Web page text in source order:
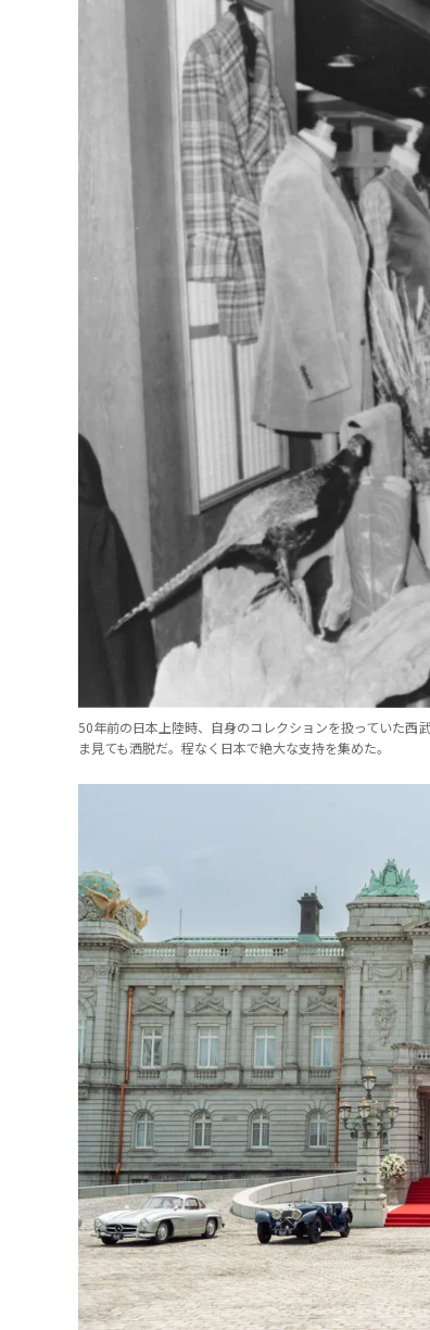
50年前の日本上陸時、自身のコレクションを扱っていた西
ま見ても洒脱だ。程なく日本で絶大な支持を集めた。